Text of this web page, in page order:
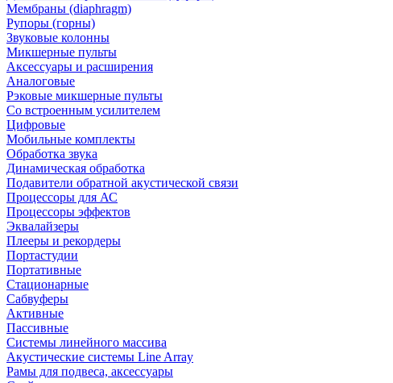
Мембраны (diaphragm)
Рупоры (горны)
Звуковые колонны
Микшерные пульты
Аксессуары и расширения
Аналоговые
Рэковые микшерные пульты
Со встроенным усилителем
Цифровые
Мобильные комплекты
Обработка звука
Динамическая обработка
Подавители обратной акустической связи
Процессоры для АС
Процессоры эффектов
Эквалайзеры
Плееры и рекордеры
Портастудии
Портативные
Стационарные
Сабвуферы
Активные
Пассивные
Системы линейного массива
Акустические системы Line Array
Рамы для подвеса, аксессуары